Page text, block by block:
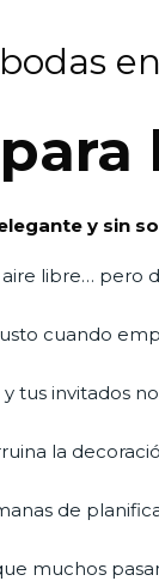
y sin
aire libre… pero
cuando
tus invitados
la
de
muchos